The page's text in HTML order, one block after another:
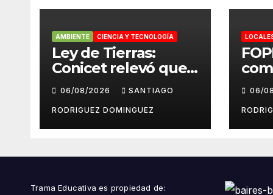
AMBIENTE CIENCIA Y TECNOLOGÍA
Ley de Tierras:
Conicet relevó que
el 7,5% de las tierras
rurales de Mar del
Plata pertenecen a
extranjeros
06/08/2026 SANTIAGO
RODRIGUEZ DOMINGUEZ
06/
Trama Educativa es propiedad de: